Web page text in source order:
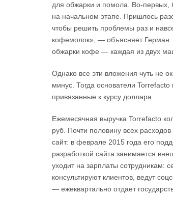
для обжарки и помола. Во-первых,
на начальном этапе. Пришлось
чтобы решить проблемы раз и
кофемолок», — объясняет Герман.
обжарки кофе — каждая из двух
Однако все эти вложения чуть не
минус. Тогда основатели
привязанные к курсу доллара.
Ежемесячная выручка Torrefacto
руб. Почти половину всех
сайт: в феврале 2015 года его
разработкой сайта занимается
уходит на зарплаты сотрудникам:
консультируют клиентов, ведут
— ежеквартально отдает